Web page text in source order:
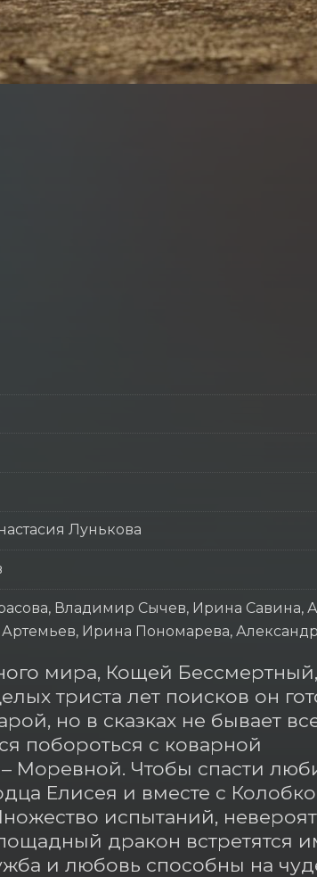
Лунькова
Владимир Сычев, Ирина Савина,
Ирина Пономарева,
мира, Кощей Бессмертный,
триста лет поисков он
но в сказках не бывает
побороться с коварной
– Моревной. Чтобы спасти
Елисея и вместе с
испытаний,
дракон встретятся
и любовь способны на